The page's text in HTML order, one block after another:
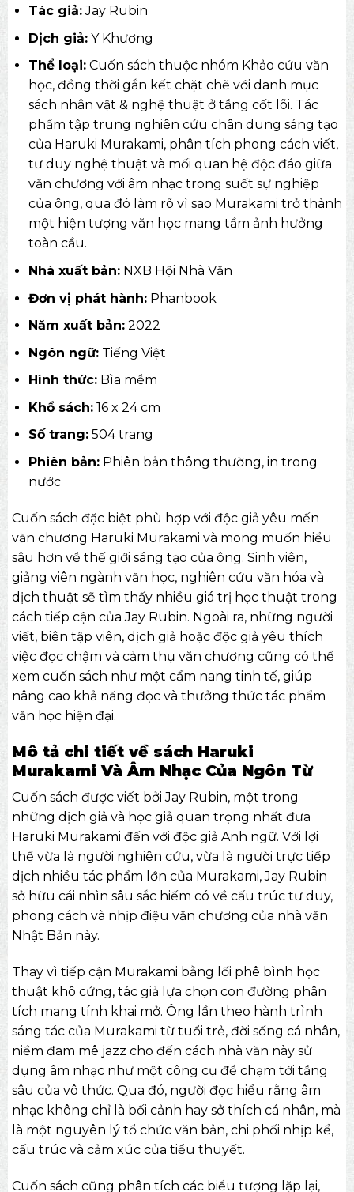
Tác giả:Jay Rubin
Dịch giả:Y Khương
Thể loại:Cuốn sách thuộc nhóm Khảo cứu văn
học, đồng thời gắn kết chặt chẽ với danh mục
sách nhân vật & nghệ thuật ở tầng cốt lõi. Tác
phẩm tập trung nghiên cứu chân dung sáng tạo
của Haruki Murakami, phân tích phong cách viết,
tư duy nghệ thuật và mối quan hệ độc đáo giữa
văn chương với âm nhạc trong suốt sự nghiệp
của ông, qua đó làm rõ vì sao Murakami trở thành
một hiện tượng văn học mang tầm ảnh hưởng
toàn cầu.
Nhà xuất bản:NXB Hội Nhà Văn
Đơn vị phát hành:Phanbook
Năm xuất bản:2022
Ngôn ngữ:Tiếng Việt
Hình thức:Bìa mềm
Khổ sách:16 x 24 cm
Số trang:504 trang
Phiên bản:Phiên bản thông thường, in trong
nước
Cuốn sách đặc biệt phù hợp với độc giả yêu mến
văn chương Haruki Murakami và mong muốn hiểu
sâu hơn về thế giới sáng tạo của ông. Sinh viên,
giảng viên ngành văn học, nghiên cứu văn hóa và
dịch thuật sẽ tìm thấy nhiều giá trị học thuật trong
cách tiếp cận của Jay Rubin. Ngoài ra, những người
viết, biên tập viên, dịch giả hoặc độc giả yêu thích
việc đọc chậm và cảm thụ văn chương cũng có thể
xem cuốn sách như một cẩm nang tinh tế, giúp
nâng cao khả năng đọc và thưởng thức tác phẩm
văn học hiện đại.
Mô tả chi tiết về sách Haruki
Murakami Và Âm Nhạc Của Ngôn Từ
Cuốn sách được viết bởi Jay Rubin, một trong
những dịch giả và học giả quan trọng nhất đưa
Haruki Murakami đến với độc giả Anh ngữ. Với lợi
thế vừa là người nghiên cứu, vừa là người trực tiếp
dịch nhiều tác phẩm lớn của Murakami, Jay Rubin
sở hữu cái nhìn sâu sắc hiếm có về cấu trúc tư duy,
phong cách và nhịp điệu văn chương của nhà văn
Nhật Bản này.
Thay vì tiếp cận Murakami bằng lối phê bình học
thuật khô cứng, tác giả lựa chọn con đường phân
tích mang tính khai mở. Ông lần theo hành trình
sáng tác của Murakami từ tuổi trẻ, đời sống cá nhân,
niềm đam mê jazz cho đến cách nhà văn này sử
dụng âm nhạc như một công cụ để chạm tới tầng
sâu của vô thức. Qua đó, người đọc hiểu rằng âm
nhạc không chỉ là bối cảnh hay sở thích cá nhân, mà
là một nguyên lý tổ chức văn bản, chi phối nhịp kể,
cấu trúc và cảm xúc của tiểu thuyết.
Cuốn sách cũng phân tích các biểu tượng lặp lại,